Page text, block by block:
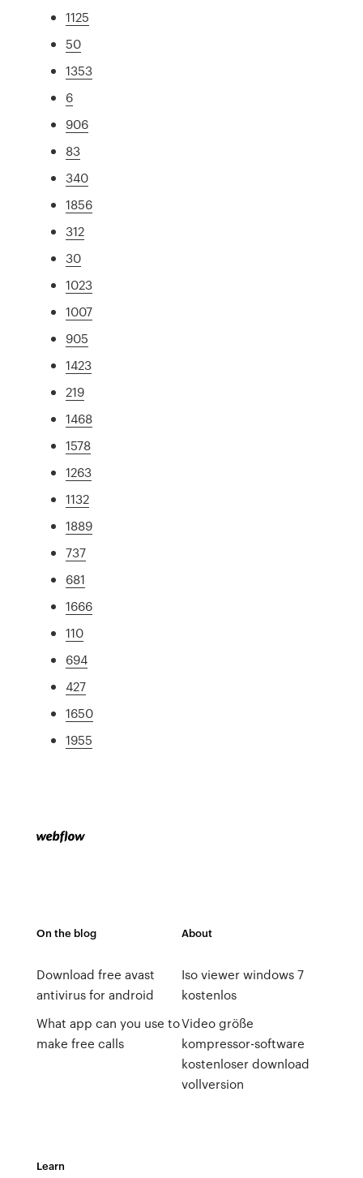
1125
50
1353
6
906
83
340
1856
312
30
1023
1007
905
1423
219
1468
1578
1263
1132
1889
737
681
1666
110
694
427
1650
1955
On the blog
Download free avast
antivirus for android
What app can you use to
make free calls
About
Iso viewer windows 7
kostenlos
Video größe
kompressor-software
kostenloser download
vollversion
Learn